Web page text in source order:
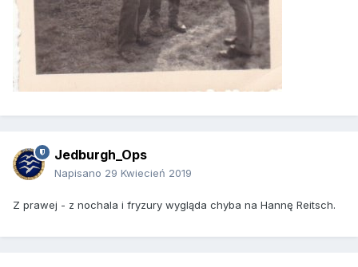
Jedburgh_Ops
Napisano 29 Kwiecień 2019
Z prawej - z nochala i fryzury wygląda chyba na Hannę Reitsch.